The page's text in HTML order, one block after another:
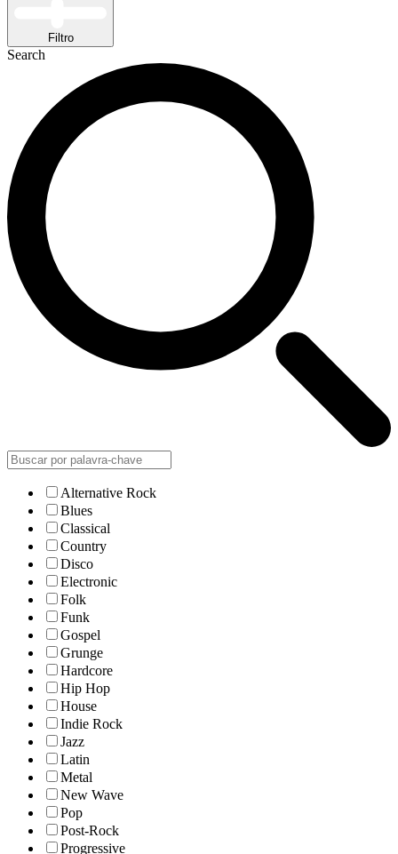
Filtro
Search
Alternative Rock
Blues
Classical
Country
Disco
Electronic
Folk
Funk
Gospel
Grunge
Hardcore
Hip Hop
House
Indie Rock
Jazz
Latin
Metal
New Wave
Pop
Post-Rock
Progressive